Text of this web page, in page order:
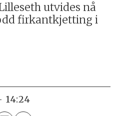
utvides nå
firkantkjetting i
14:24